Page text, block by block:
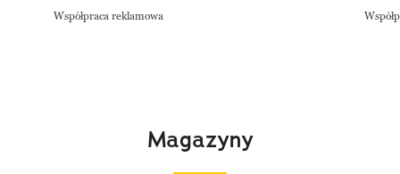
Współpraca reklamowa
Magazyny